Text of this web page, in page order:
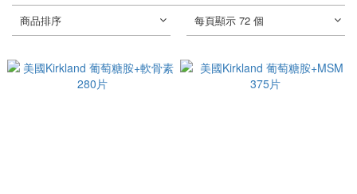
商品排序 每頁顯示 72 個